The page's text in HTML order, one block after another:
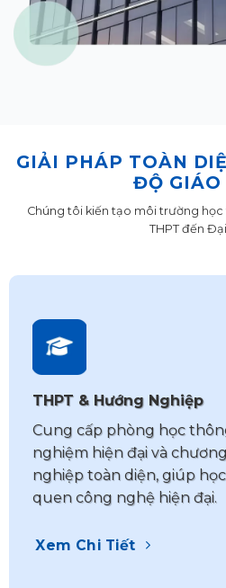
GIẢI PHÁP TOÀN
ĐỘ GIÁO
Chúng tôi kiến tạo môi trường
THPT đến
THPT & Hướng Nghiệp
Cung cấp phòng học
nghiệm hiện đại và
nghiệp toàn diện, giúp
quen công nghệ hiện đại.
Xem Chi Tiết